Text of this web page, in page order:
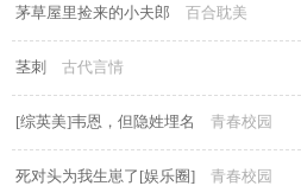
茅草屋里捡来的小夫郎 百合耽美
茎刺 古代言情
[综英美]韦恩，但隐姓埋名 青春校园
死对头为我生崽了[娱乐圈] 青春校园